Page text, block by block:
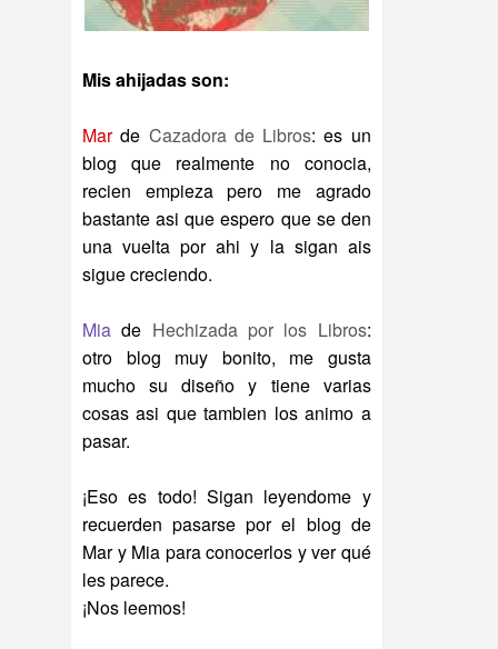
Mis ahijadas son:
Marde Cazadora de Libros: es un
blog que realmente no conocia,
recien empieza pero me agrado
bastante asi que espero que se den
una vuelta por ahi y la sigan ais
sigue creciendo.
Mia de Hechizada por los Libros:
otro blog muy bonito, me gusta
mucho su diseño y tiene varias
cosas asi que tambien los animo a
pasar.
¡Eso es todo! Sigan leyendome y
recuerden pasarse por el blog de
Mar y Mia para conocerlos y ver qué
les parece.
¡Nos leemos!